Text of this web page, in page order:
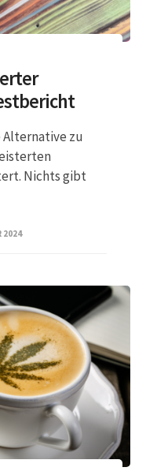
Alternative zu
Nichts gibt
2024